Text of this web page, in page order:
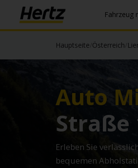
Fahrzeug
Hauptseite Österreich
Auto
Straße
Erleben Sie
bequemen